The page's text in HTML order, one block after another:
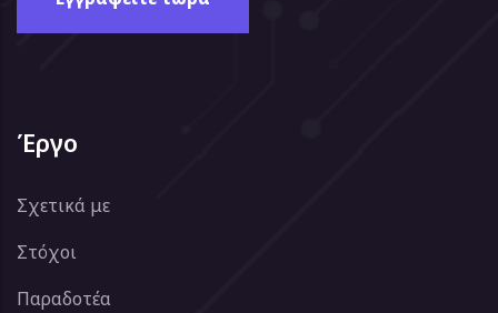
Έργο
Σχετικά με
Στόχοι
Παραδοτέα